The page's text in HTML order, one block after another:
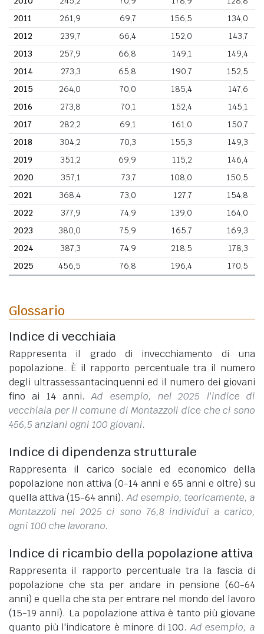
2011
261,9 69,7 156,5
134,0
2012
239,7 66,4 152,0
143,7
2013
257,9 66,8 149,1
149,4
2014
273,3 65,8 190,7
152,5
2015
264,0 70,0 185,4
147,6
2016
273,8 70,1 152,4
145,1
2017
282,2 69,1 161,0
150,7
2018
304,2 70,3 155,3
149,3
2019
351,2 69,9 115,2
146,4
2020
357,1 73,7 108,0
150,5
2021
368,4 73,0 127,7
154,8
2022
377,9 74,9 139,0
164,0
2023
380,0 75,9 165,7
169,3
2024
387,3 74,9 218,5
178,3
2025
456,5 76,8 196,4 170,5
Glossario
Indice di vecchiaia
Rappresenta il grado di invecchiamento di una
popolazione. È il rapporto percentuale tra il numero
degli ultrassessantacinquenni ed il numero dei giovani
fino ai 14 anni.Ad esempio, nel 2025 l'indice di
vecchiaia per il comune di Montazzoli dice che ci sono
456,5 anziani ogni 100 giovani.
Indice di dipendenza strutturale
Rappresenta il carico sociale ed economico della
popolazione non attiva (0-14 anni e 65 anni e oltre) su
quella attiva (15-64 anni).Ad esempio, teoricamente, a
Montazzoli nel 2025 ci sono 76,8 individui a carico,
ogni 100 che lavorano.
Indice di ricambio della popolazione attiva
Rappresenta il rapporto percentuale tra la fascia di
popolazione che sta per andare in pensione (60-64
anni) e quella che sta per entrare nel mondo del lavoro
(15-19 anni). La popolazione attiva è tanto più giovane
quanto più l'indicatore è minore di 100.Ad esempio, a